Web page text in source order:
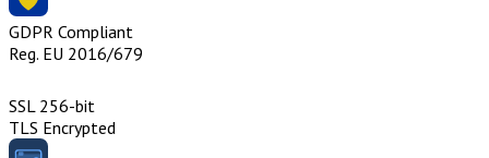
GDPR Compliant
Reg. EU 2016/679
SSL 256-bit
TLS Encrypted